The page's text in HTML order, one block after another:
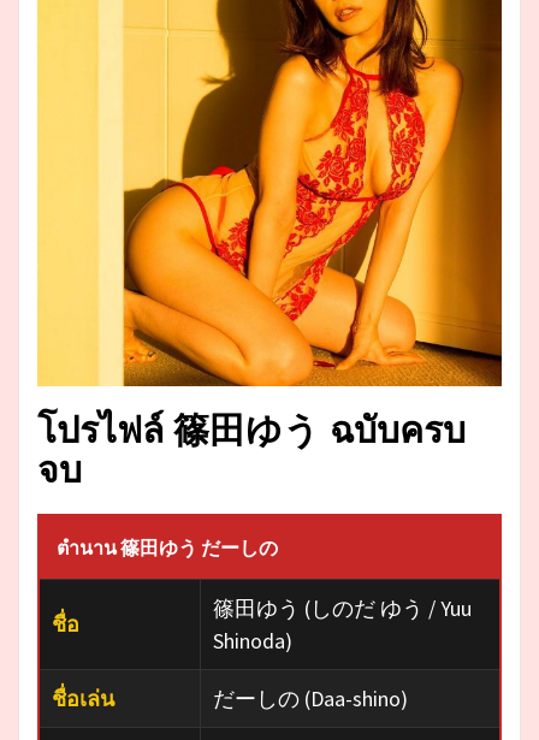
โปรไฟล์ 篠田ゆう ฉบับครบ
จบ
ตำนาน 篠田ゆう だーしの
ชื่อ
篠田ゆう (しのだ ゆう / Yuu
Shinoda)
ชื่อเล่น だーしの (Daa-shino)